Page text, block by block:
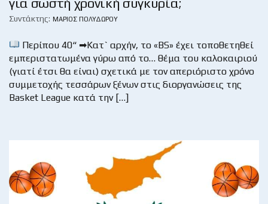
Συντάκτης: ΜΆΡΙΟΣ ΠΟΛΥΔΏΡΟΥ
Περίπου 40“ ➡Κατ` αρχήν, το «BS» έχει τοποθετηθεί
εμπεριστατωμένα γύρω από το… θέμα του καλοκαιριού
(γιατί έτσι θα είναι) σχετικά με τον απεριόριστο χρόνο
συμμετοχής τεσσάρων ξένων στις διοργανώσεις της
Basket League κατά την […]